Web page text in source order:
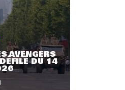
AVENGERS
DU 14